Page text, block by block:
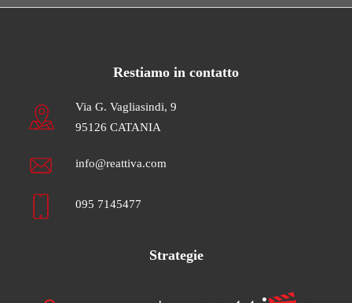
Restiamo in contatto
Via G. Vagliasindi, 9
95126 CATANIA
info@reattiva.com
095 7145477
Strategie